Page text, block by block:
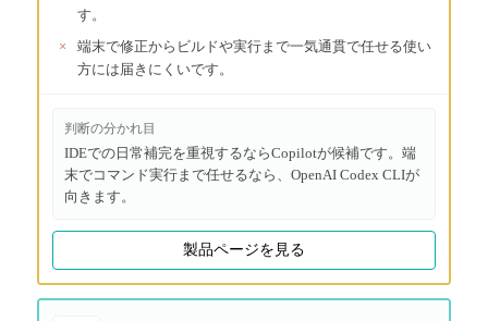
す。
×
端末で修正からビルドや実行まで一気通貫で任せる使い
方には届きにくいです。
判断の分かれ目
IDEでの日常補完を重視するならCopilotが候補です。端
末でコマンド実行まで任せるなら、OpenAI Codex CLIが
向きます。
製品ページを見る